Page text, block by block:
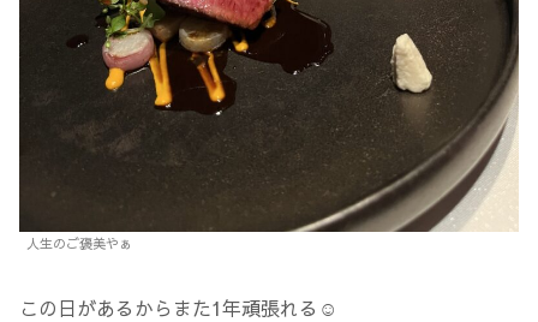
人生のご褒美やぁ
この日があるからまた1年頑張れる☺️